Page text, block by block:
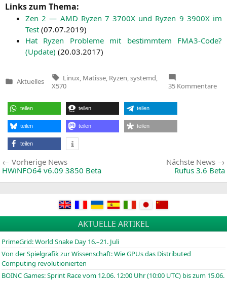
Links zum Thema:
Zen 2 — AMD Ryzen 73700X und Ryzen 9 3900Xim
Test (07.07.2019)
Hat Ryzen Pro­ble­me mit bestimm­tem FMA3-Code?
(Update) (20.03.2017)
Veröffentlicht
Aktuelles
Tags:
Linux Matisse Ryzen systemd
X570
35 Kommentarezu
teilen teilen teilen
teilen teilen teilen
teilen
Beitragsnavigation
Vorherige NewsVorherige
News:
HWiNFO64 v6.09 3850 Beta
Nächste News
Rufus 3.6 Beta
AKTUELLE ARTIKEL
PrimeGrid: World Snake Day 16.–21. Juli
Von der Spielgrafik zur Wissenschaft: Wie GPUs das Distributed
Computing revolutionierten
BOINCGames: Sprint Race vom 12.06. 12:00 Uhr (10:00 UTC) bis zum 15.06.